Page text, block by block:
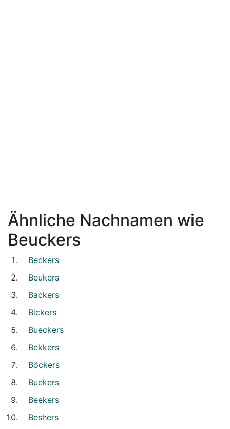
Ähnliche Nachnamen wie
Beuckers
Beckers
Beukers
Backers
Bickers
Bueckers
Bekkers
Böckers
Buekers
Beekers
Beshers